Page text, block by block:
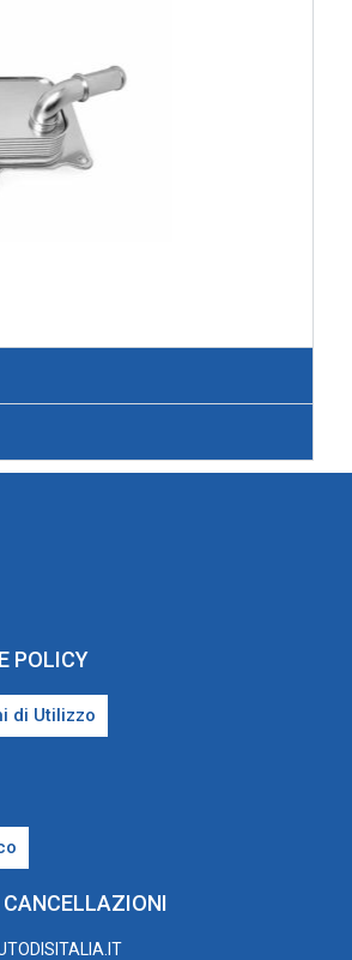
di fornitura per un
del colosso
POLICY
di Utilizzo
CANCELLAZIONI